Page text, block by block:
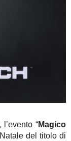
“Magico
del titolo di